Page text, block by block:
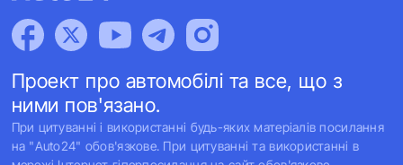
Проект про автомобілі та все, що з
ними пов'язано.
При цитуванні і використанні будь-яких матеріалів посилання
на "Auto24" обов'язкове. При цитуванні та використанні в